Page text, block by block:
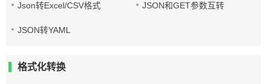
Json转Excel/CSV格式 JSON和GET参数互转
JSON转YAML
格式化转换